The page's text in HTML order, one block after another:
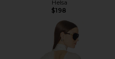
Helsa
$198